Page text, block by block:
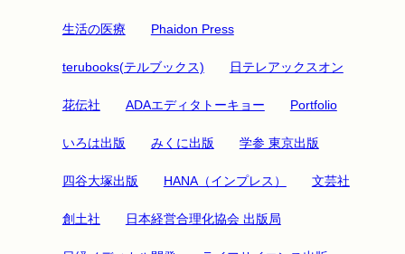
生活の医療 Phaidon Press
terubooks(テルブックス) 日テレアックスオン
花伝社 ADAエディタトーキョー Portfolio
いろは出版 みくに出版 学参 東京出版
四谷大塚出版 HANA（インプレス） 文芸社
創土社 日本経営合理化協会 出版局